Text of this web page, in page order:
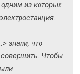
из которых
знали, что
совершить. Чтобы